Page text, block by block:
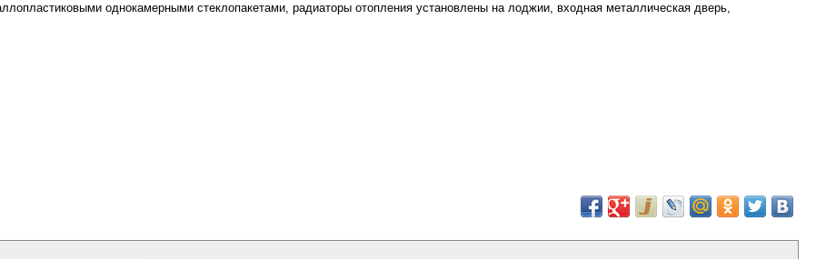
однокамерными стеклопакетами, радиаторы отопления установлены на лоджии, входная металлическая дверь,